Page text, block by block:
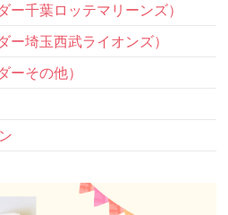
ー千葉ロッテマリーンズ）
ー埼玉西武ライオンズ）
ーその他）